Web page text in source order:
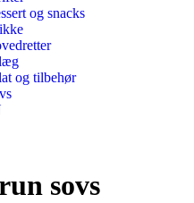
og snacks
og tilbehør
sovs